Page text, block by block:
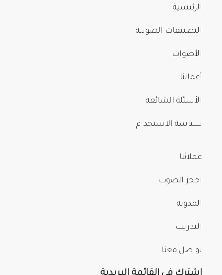
الرئيسية
التصنيفات الصوتية
الأصوات
أعمالنا
الأسئلة الشائعة
سياسة الاستخدام
عملائنا
احجز الصوت
المدونة
التدريب
تواصل معنا